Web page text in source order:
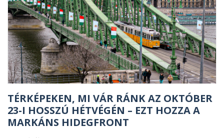
TÉRKÉPEKEN, MI VÁR RÁNK AZ OKTÓBER
23-I HOSSZÚ HÉTVÉGÉN – EZT HOZZA A
MARKÁNS HIDEGFRONT